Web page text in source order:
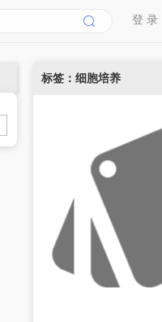
登 录
标签：细胞培养